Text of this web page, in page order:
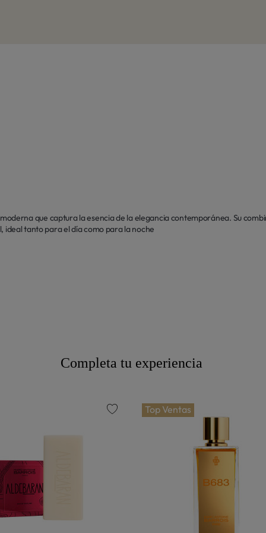
que captura la esencia de la elegancia contemporánea. Su
ideal tanto para el día como para la noche
Completa tu experiencia
Top Ventas